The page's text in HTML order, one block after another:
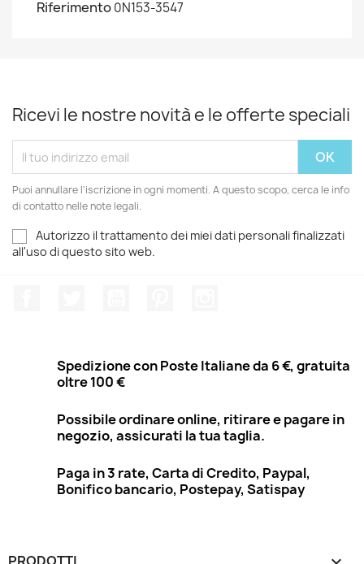
Riferimento0N153-3547
Ricevi le nostre novità e le offerte speciali
Puoi annullare l'iscrizione in ogni momenti. A questo scopo, cerca le info
di contatto nelle note legali.
Autorizzo il trattamento dei miei dati personali finalizzati
all'uso di questo sito web.
Spedizione con Poste Italiane da 6 €, gratuita
oltre 100 €
Possibile ordinare online, ritirare e pagare in
negozio, assicurati la tua taglia.
Paga in 3 rate, Carta di Credito, Paypal,
Bonifico bancario, Postepay, Satispay